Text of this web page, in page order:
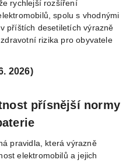
rychlejší rozšíření
spolu s vhodnými
příštích desetiletích výrazně
rizika pro obyvatele
2026)
přísnější normy
pravidla, která výrazně
elektromobilů a jejich